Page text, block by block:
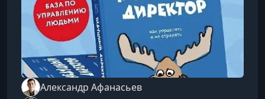
Александр Афанасьев